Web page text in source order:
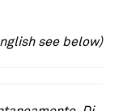
see below)